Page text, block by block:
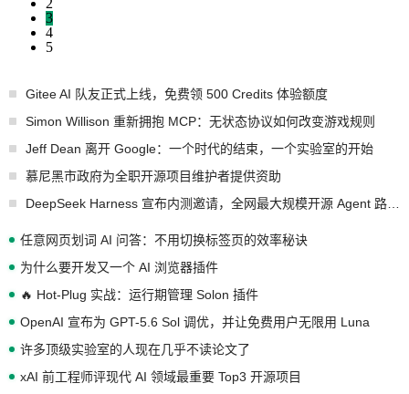
2
3
4
5
Gitee AI 队友正式上线，免费领 500 Credits 体验额度
Simon Willison 重新拥抱 MCP：无状态协议如何改变游戏规则
Jeff Dean 离开 Google：一个时代的结束，一个实验室的开始
慕尼黑市政府为全职开源项目维护者提供资助
任意网页划词 AI 问答：不用切换标签页的效率秘诀
为什么要开发又一个 AI 浏览器插件
🔥 Hot-Plug 实战：运行期管理 Solon 插件
OpenAI 宣布为 GPT-5.6 Sol 调优，并让免费用户无限用 Luna
许多顶级实验室的人现在几乎不读论文了
xAI 前工程师评现代 AI 领域最重要 Top3 开源项目